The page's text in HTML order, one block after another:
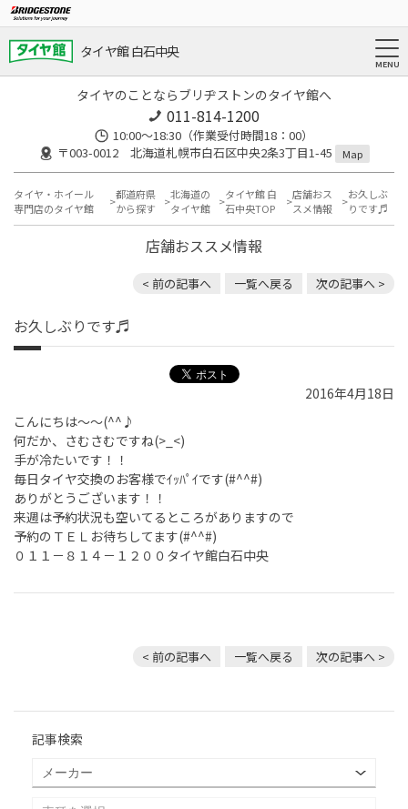
タイヤ館 白石中央
タイヤのことならブリヂストンのタイヤ館へ
011-814-1200
10:00～18:30（作業受付時間18：00）
〒003-0012 北海道札幌市白石区中央2条3丁目1-45
Map
タイヤ・ホイール
専門店のタイヤ館
都道府県
から探す
北海道の
タイヤ館
タイヤ館 白
石中央TOP
店舗おス
スメ情報
お久しぶ
りです♬
店舗おススメ情報
< 前の記事へ 一覧へ戻る 次の記事へ >
お久しぶりです♬
2016年4月18日
こんにちは～～(^^♪
何だか、さむさむですね(>_<)
手が冷たいです！！
毎日タイヤ交換のお客様でｲｯﾊﾟｲです(#^^#)
ありがとうございます！！
来週は予約状況も空いてるところがありますので
予約のＴＥＬお待ちしてます(#^^#)
０１１－８１４－１２００タイヤ館白石中央
< 前の記事へ 一覧へ戻る 次の記事へ >
記事検索